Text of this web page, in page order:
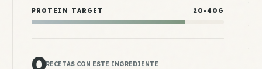
PROTEIN TARGET 20-40G
RECETAS CON ESTE INGREDIENTE